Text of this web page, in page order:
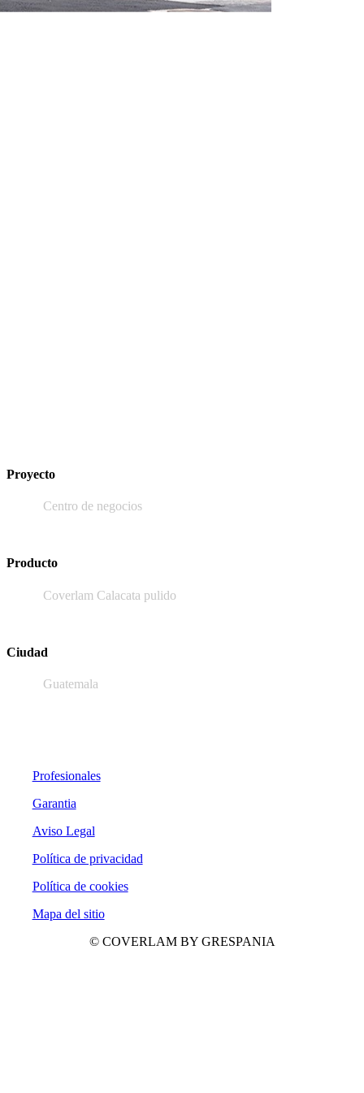
Proyecto
Centro de negocios
Producto
Coverlam Calacata pulido
Ciudad
Guatemala
Profesionales
Garantia
Aviso Legal
Política de privacidad
Política de cookies
Mapa del sitio
© COVERLAM BY GRESPANIA